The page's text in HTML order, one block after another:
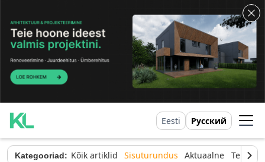
Eesti Русский
Kategooriad: Kõik artiklid Sisuturundus Aktuaalne